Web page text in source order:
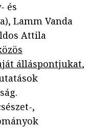
és
Lamm Vanda
Attila
álláspontjukat,
,